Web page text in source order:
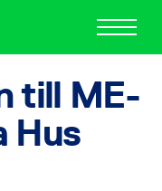
till ME-
Hus